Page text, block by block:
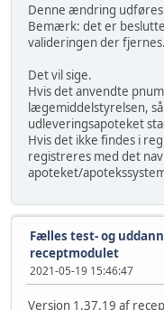
Denne ændring
Bemærk: det er
valideringen der fjernes.
Det vil sige.
Hvis det anvendte
lægemiddelstyrelsen,
udleveringsapoteket
Hvis det ikke findes i
registreres med det
apoteket/
Fælles test- og
receptmodulet
2021-05-19 15:46:47
Version 1.37.19 af